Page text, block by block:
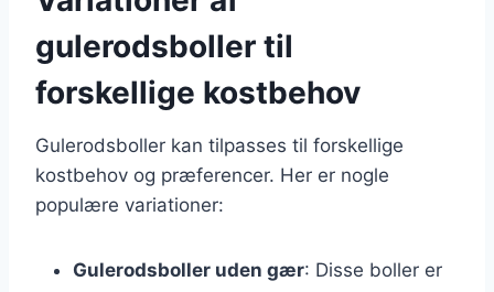
gulerodsboller til
forskellige kostbehov
Gulerodsboller kan tilpasses til forskellige
kostbehov og præferencer. Her er nogle
populære variationer:
Gulerodsboller uden gær: Disse boller er